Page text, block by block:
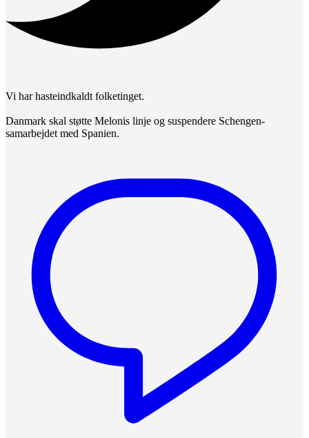
Vi har hasteindkaldt folketinget.
Danmark skal støtte Melonis linje og suspendere Schengen-
samarbejdet med Spanien.